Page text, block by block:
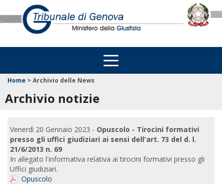
Home > Archivio delle News
Archivio notizie
Venerdì 20 Gennaio 2023 - Opuscolo - Tirocini formativi
presso gli uffici giudiziari ai sensi dell'art. 73 del d. l.
21/6/2013 n. 69
In allegato l'informativa relativa ai tirocini formativi presso gli
Uffici giudiziari.
Opuscolo